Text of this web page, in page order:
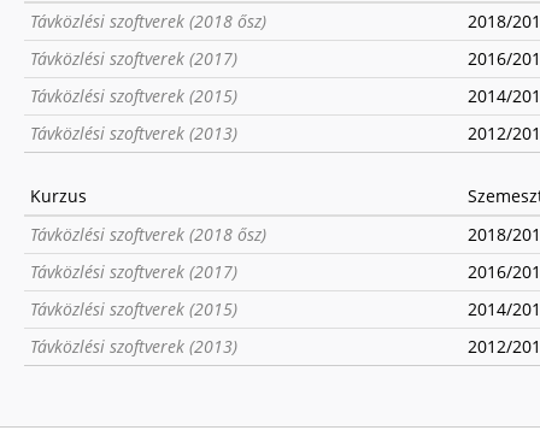
Távközlési szoftverek (2018 ősz)
2018/
Távközlési szoftverek (2017)
2016/
Távközlési szoftverek (2015)
2014/
Távközlési szoftverek (2013)
2012/
Kurzus
Távközlési szoftverek (2018 ősz)
2018/
Távközlési szoftverek (2017)
2016/
Távközlési szoftverek (2015)
2014/
Távközlési szoftverek (2013)
2012/